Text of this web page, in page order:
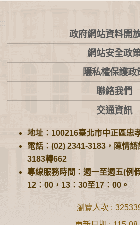
:::
政府網站資料開
網站安全政
隱私權保護政
聯絡我們
交通資訊
地址：100216臺北市中正區忠
電話：(02) 2341-3183，陳情
3183轉662
專線服務時間：週一至週五(例
12：00，13：30至17：00。
瀏覽人次